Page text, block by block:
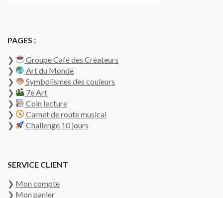
PAGES :
❯
Groupe Café des Créateurs
❯
Art du Monde
❯
Symbolismes des couleurs
❯
7e Art
❯
Coin lecture
❯
Carnet de route musical
❯
Challenge 10 jours
SERVICE CLIENT
❯ Mon compte
❯ Mon panier